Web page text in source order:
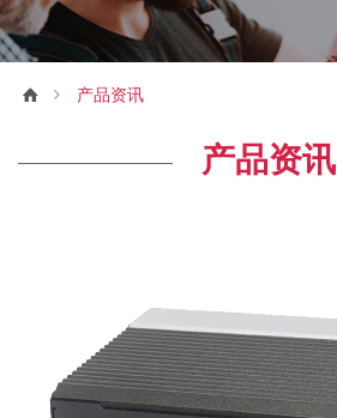
产品资讯
产品资讯